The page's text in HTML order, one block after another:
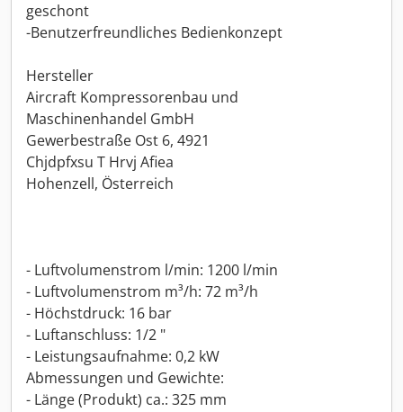
geschont
-Benutzerfreundliches Bedienkonzept
Hersteller
Aircraft Kompressorenbau und
Maschinenhandel GmbH
Gewerbestraße Ost 6, 4921
Chjdpfxsu T Hrvj Afiea
Hohenzell, Österreich
- Luftvolumenstrom l/min: 1200 l/min
- Luftvolumenstrom m³/h: 72 m³/h
- Höchstdruck: 16 bar
- Luftanschluss: 1/2 "
- Leistungsaufnahme: 0,2 kW
Abmessungen und Gewichte:
- Länge (Produkt) ca.: 325 mm